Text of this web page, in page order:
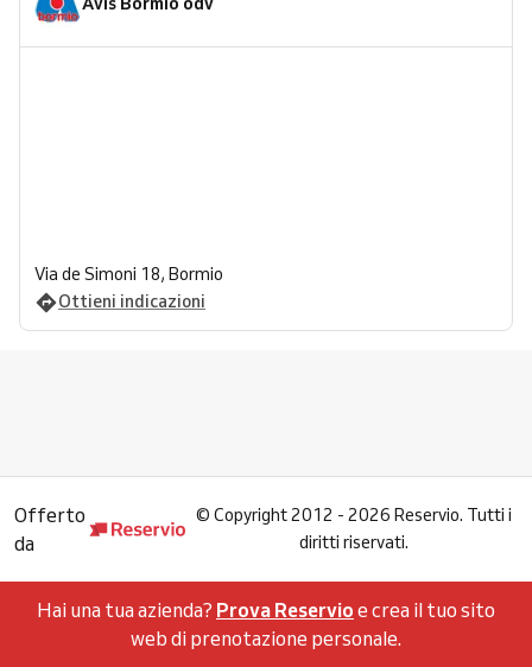
Via de Simoni 18, Bormio
Ottieni indicazioni
Offerto
da
© Copyright 2012 - 2026 Reservio. Tutti i
diritti riservati.
Hai una tua azienda? Prova Reservio e crea il tuo sito
web di prenotazione personale.